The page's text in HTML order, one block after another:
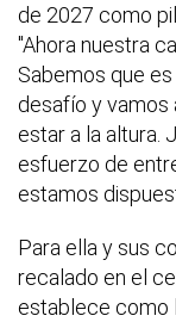
de 2027 como
"Ahora nuestra
Sabemos que
desafío y vamos
estar a la altura.
esfuerzo de
estamos
Para ella y sus
recalado en el
establece como